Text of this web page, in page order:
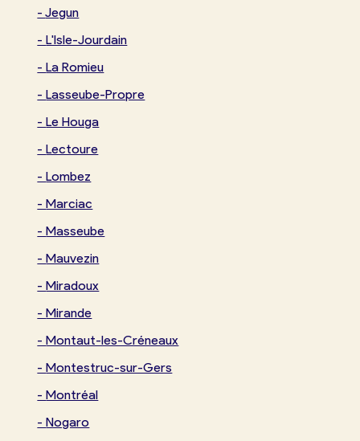
-Jegun
-L'Isle-Jourdain
-La Romieu
-Lasseube-Propre
-Le Houga
-Lectoure
-Lombez
-Marciac
-Masseube
-Mauvezin
-Miradoux
-Mirande
-Montaut-les-Créneaux
-Montestruc-sur-Gers
-Montréal
-Nogaro